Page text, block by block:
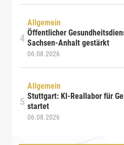
Allgemein
Öffentlicher
Sachsen-Anhalt gestärkt
06.08.2026
Allgemein
Stuttgart: KI-Reallabor für
startet
06.08.2026